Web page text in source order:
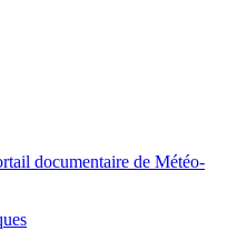
documentaire de Météo-